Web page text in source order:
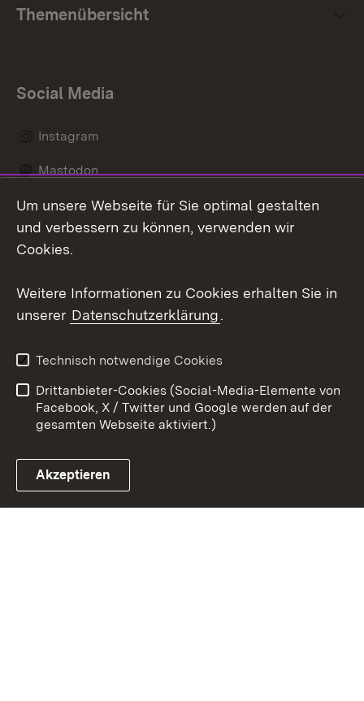
Themenübersicht
Social Media
Instagram
Mastodon
Messenger
Link zum Landesportal
Kontakt
Impressum
Cookies
Um unsere Webseite für Sie optimal gestalten
und verbessern zu können, verwenden wir
Cookies.
Weitere Informationen zu Cookies erhalten Sie in
unserer Datenschutzerklärung.
Technisch notwendige Cookies
Drittanbieter-Cookies (Social-Media-Elemente von
Facebook, X / Twitter und Google werden auf der
gesamten Webseite aktiviert.)
Akzeptieren